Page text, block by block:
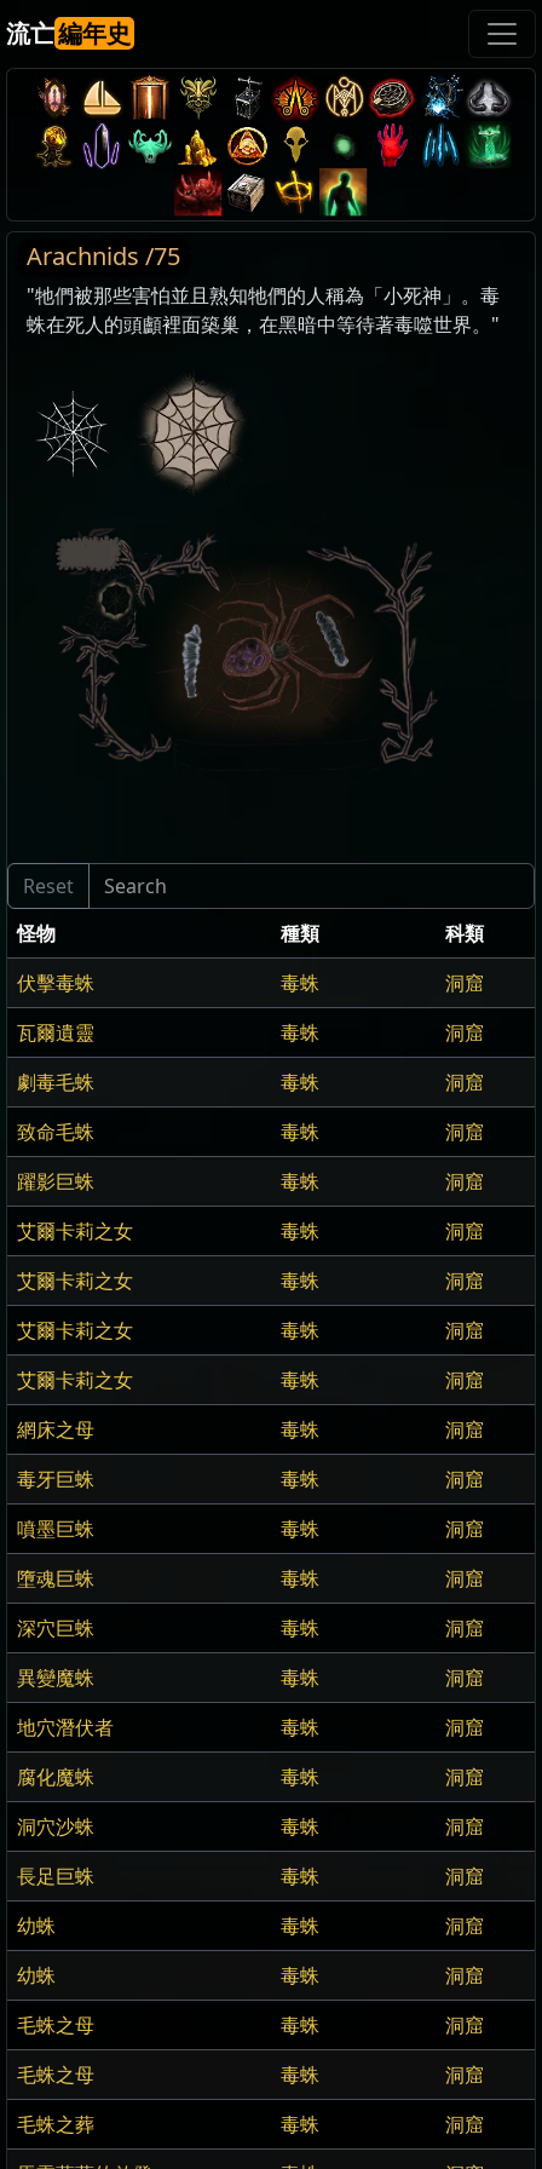
流亡編年史
Arachnids /75
"牠們被那些害怕並且熟知牠們的人稱為「小死神」。毒
蛛在死人的頭顱裡面築巢，在黑暗中等待著毒噬世界。"
怪物 種類
科類
伏擊毒蛛
毒蛛
洞窟
瓦爾遺靈
毒蛛
洞窟
劇毒毛蛛
毒蛛
洞窟
致命毛蛛
毒蛛
洞窟
躍影巨蛛
毒蛛
洞窟
艾爾卡莉之女
毒蛛
洞窟
艾爾卡莉之女
毒蛛
洞窟
艾爾卡莉之女
毒蛛
洞窟
艾爾卡莉之女
毒蛛
洞窟
網床之母
毒蛛
洞窟
毒牙巨蛛
毒蛛
洞窟
噴墨巨蛛
毒蛛
洞窟
墮魂巨蛛
毒蛛
洞窟
深穴巨蛛
毒蛛
洞窟
異變魔蛛
毒蛛
洞窟
地穴潛伏者
毒蛛
洞窟
腐化魔蛛
毒蛛
洞窟
洞穴沙蛛
毒蛛
洞窟
長足巨蛛
毒蛛
洞窟
幼蛛
毒蛛
洞窟
幼蛛
毒蛛
洞窟
毛蛛之母
毒蛛
洞窟
毛蛛之母
毒蛛
洞窟
毛蛛之葬
毒蛛
洞窟